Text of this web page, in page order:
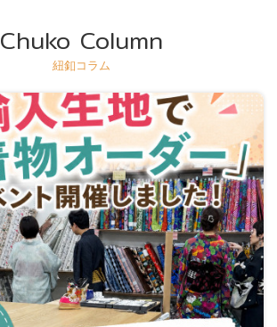
Chuko Column
紐釦コラム